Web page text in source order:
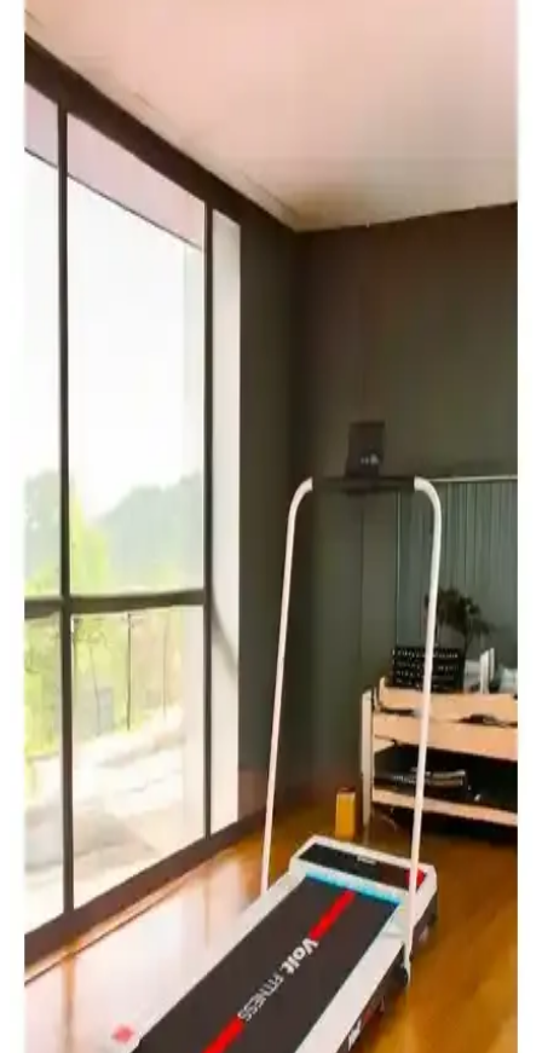
Max ile Evde Modern Spor Deneyimi
Wero Max, yapay zeka ve dijital özelliklerle donatılmış akıllı
kondisyon bisikleti, kullanıcılara kişiselleştirilmiş ve eğlenceli
egzersiz deneyimi sunar.
Besinistanbul Ps Spor ve Moccastyle Siyah 6 kg
Dambıl Setleri Karşılaştırması
İki popüler dambıl setini detaylı karşılaştırıyoruz: Besinistanbul Ps
Spor ve Moccastyle Siyah 6 kg. Malzeme, garanti ve kullanıcı
Arsevi Yoga ve Plates Banı ile Delta Pilates Banı
Karşılaştırması: Özellikler ve Kullanım Avantajları
Arsevi Yoga ve Plates Banı ile Delta Pilates Banı'nın özelliklerini
karşılaştırıyoruz. Bu ürünler evde spor yapmayı kolaylaştırır,
dayanıklılık ve kullanım alanlarına göre farklı avantajlar sunar.
Busso GYM-25 25 cm Pilates Topu ile Sağlıklı ve
Çok Yönlü Egzersiz Seçenekleri
Busso GYM-25 25 cm çapında pilates topu, çok yönlü kullanım ve
dayanıklı yapısıyla sağlıklı yaşam ve egzersizlerinizde vazgeçilmez
olur.
Delta ve Moccastyle Dambıl Setleri Karşılaştırması
Ev ve Spor Salonu Kullanımı İçin
Delta ve Moccastyle dambıl setleri arasındaki farklar, kullanım
alanları ve kullanıcı yorumlarıyla ilgili detaylı bilgi sunuyoruz.
Hangi dambıl seti ihtiyaçlarınıza daha uygun karar vermenize
yardımcı olur.
Dynamic Dynamıc Vinyl Dumbbell: Hafif ve Çok
Yönlü Evde Kullanım İçin Uygun Ağırlık Seçeneği